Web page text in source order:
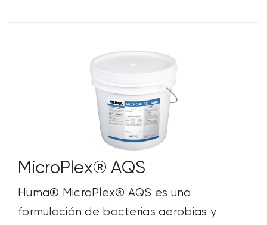
MicroPlex® AQS
Huma® MicroPlex® AQS es una
formulación de bacterias aerobias y